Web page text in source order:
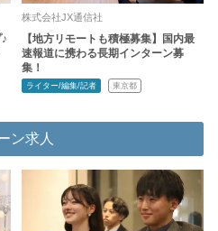
株式会社JX通信社
【地方リモートも積極募集】国内最
速報道に携わる長期インターン募
集！
ライター/編集/記者 東京都
ン求人